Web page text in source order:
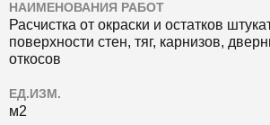
НАИМЕНОВАНИЯ РАБОТ
Расчистка от окраски и остатков
поверхности стен, тяг, карнизов,
откосов
ЕД.ИЗМ.
м2